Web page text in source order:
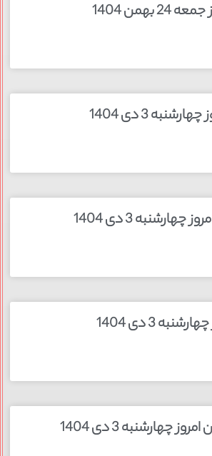
1404
3 دی 1404
3 دی 1404
3 دی 1404
چهارشنبه 3 دی 1404